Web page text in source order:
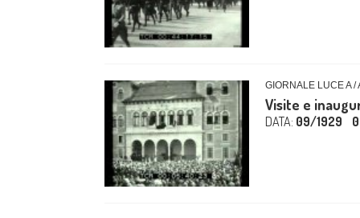
GIORNALE LUCE A /
Visite e
DATA: 09/1929